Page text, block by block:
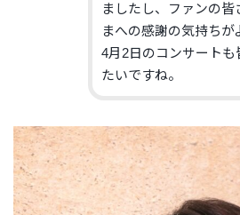
ましたし、ファンの皆
まへの感謝の気持ちが
4月2日のコンサート
たいですね。